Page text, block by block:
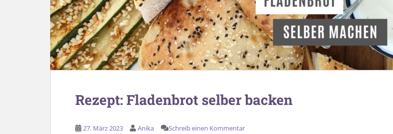
Rezept: Fladenbrot selber backen
27. März 2023 Anika Schreib einen Kommentar